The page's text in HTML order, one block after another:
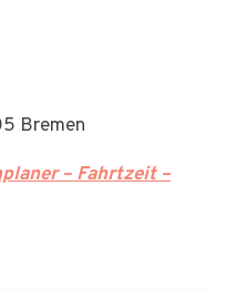
Bremen
– Fahrtzeit –